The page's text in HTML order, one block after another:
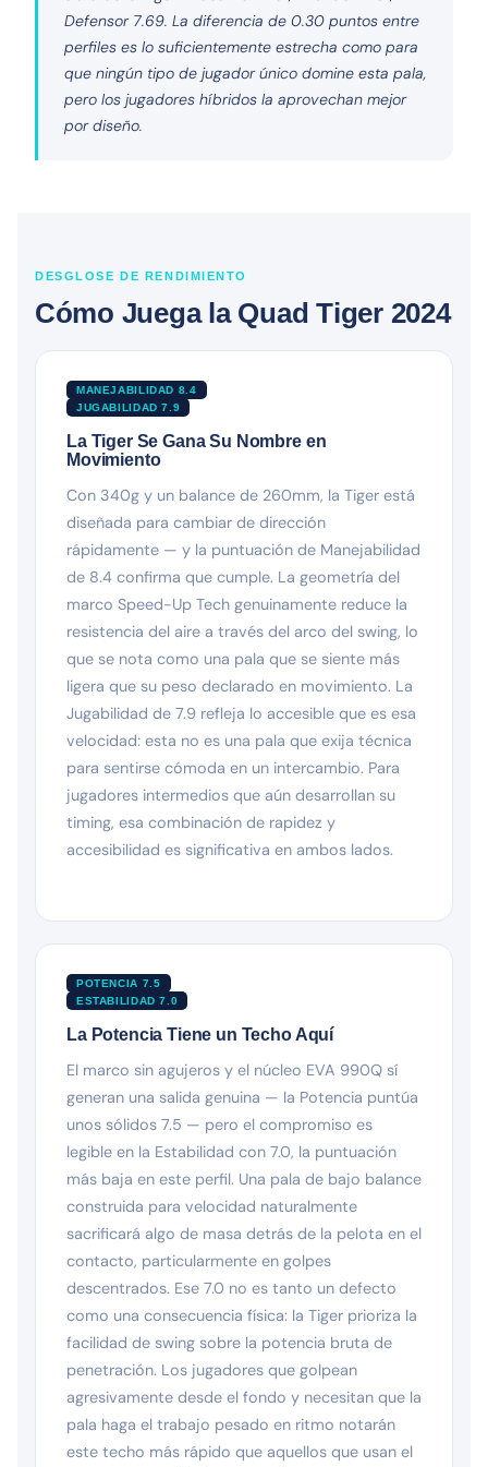
Defensor 7.69. La diferencia de 0.30 puntos entre
perfiles es lo suficientemente estrecha como para
que ningún tipo de jugador único domine esta pala,
pero los jugadores híbridos la aprovechan mejor
por diseño.
DESGLOSE DE RENDIMIENTO
Cómo Juega la Quad Tiger 2024
MANEJABILIDAD 8.4
JUGABILIDAD 7.9
La Tiger Se Gana Su Nombre en
Movimiento
Con 340g y un balance de 260mm, la Tiger está
diseñada para cambiar de dirección
rápidamente — y la puntuación de Manejabilidad
de 8.4 confirma que cumple. La geometría del
marco Speed-Up Tech genuinamente reduce la
resistencia del aire a través del arco del swing, lo
que se nota como una pala que se siente más
ligera que su peso declarado en movimiento. La
Jugabilidad de 7.9 refleja lo accesible que es esa
velocidad: esta no es una pala que exija técnica
para sentirse cómoda en un intercambio. Para
jugadores intermedios que aún desarrollan su
timing, esa combinación de rapidez y
accesibilidad es significativa en ambos lados.
POTENCIA 7.5
ESTABILIDAD 7.0
La Potencia Tiene un Techo Aquí
El marco sin agujeros y el núcleo EVA 990Q sí
generan una salida genuina — la Potencia puntúa
unos sólidos 7.5 — pero el compromiso es
legible en la Estabilidad con 7.0, la puntuación
más baja en este perfil. Una pala de bajo balance
construida para velocidad naturalmente
sacrificará algo de masa detrás de la pelota en el
contacto, particularmente en golpes
descentrados. Ese 7.0 no es tanto un defecto
como una consecuencia física: la Tiger prioriza la
facilidad de swing sobre la potencia bruta de
penetración. Los jugadores que golpean
agresivamente desde el fondo y necesitan que la
pala haga el trabajo pesado en ritmo notarán
este techo más rápido que aquellos que usan el